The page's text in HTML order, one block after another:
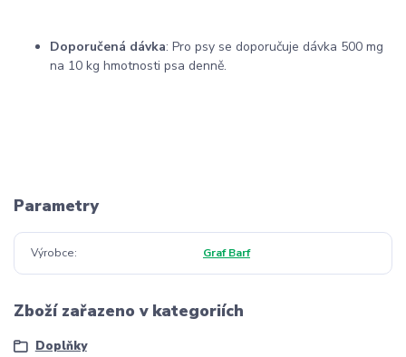
Doporučená dávka: Pro psy se doporučuje dávka 500 mg
na 10 kg hmotnosti psa denně.
Parametry
Výrobce Graf Barf
Zboží zařazeno v kategoriích
Doplňky